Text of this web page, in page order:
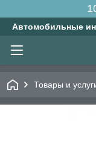
Автомобильные
Товары и